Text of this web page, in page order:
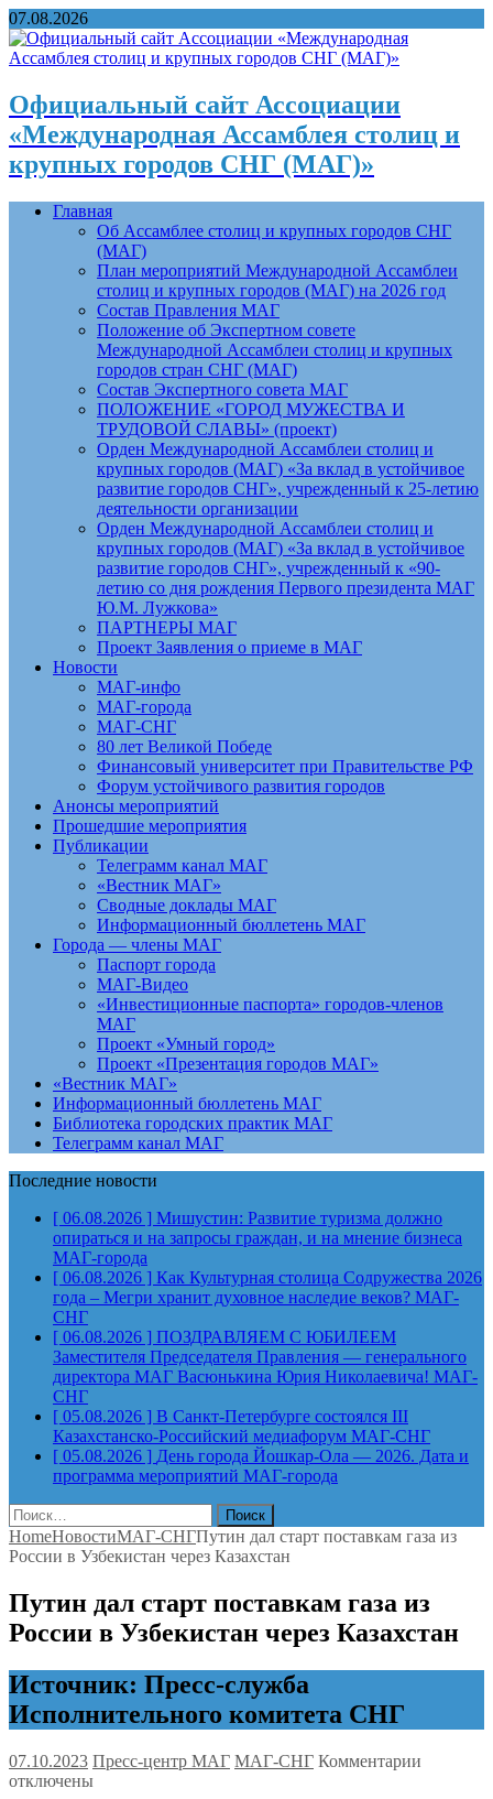
07.08.2026
Официальный сайт Ассоциации
«Международная Ассамблея столиц и
крупных городов СНГ (МАГ)»
Главная
Об Ассамблее столиц и крупных городов СНГ
(МАГ)
План мероприятий Международной Ассамблеи
столиц и крупных городов (МАГ) на 2026 год
Состав Правления МАГ
Положение об Экспертном совете
Международной Ассамблеи столиц и крупных
городов стран СНГ (МАГ)
Состав Экспертного совета МАГ
ПОЛОЖЕНИЕ «ГОРОД МУЖЕСТВА И
ТРУДОВОЙ СЛАВЫ» (проект)
Орден Международной Ассамблеи столиц и
крупных городов (МАГ) «За вклад в устойчивое
развитие городов СНГ», учрежденный к 25-летию
деятельности организации
Орден Международной Ассамблеи столиц и
крупных городов (МАГ) «За вклад в устойчивое
развитие городов СНГ», учрежденный к «90-
летию со дня рождения Первого президента МАГ
Ю.М. Лужкова»
ПАРТНЕРЫ МАГ
Проект Заявления о приеме в МАГ
Новости
МАГ-инфо
МАГ-города
МАГ-СНГ
80 лет Великой Победе
Финансовый университет при Правительстве РФ
Форум устойчивого развития городов
Анонсы мероприятий
Прошедшие мероприятия
Публикации
Телеграмм канал МАГ
«Вестник МАГ»
Сводные доклады МАГ
Информационный бюллетень МАГ
Города — члены МАГ
Паспорт города
МАГ-Видео
«Инвестиционные паспорта» городов-членов
МАГ
Проект «Умный город»
Проект «Презентация городов МАГ»
«Вестник МАГ»
Информационный бюллетень МАГ
Библиотека городских практик МАГ
Телеграмм канал МАГ
Последние новости
[ 06.08.2026 ] Мишустин: Развитие туризма должно
опираться и на запросы граждан, и на мнение бизнеса
МАГ-города
[ 06.08.2026 ] Как Культурная столица Содружества 2026
года – Мегри хранит духовное наследие веков? МАГ-
СНГ
[ 06.08.2026 ] ПОЗДРАВЛЯЕМ С ЮБИЛЕЕМ
Заместителя Председателя Правления — генерального
директора МАГ Васюнькина Юрия Николаевича! МАГ-
СНГ
[ 05.08.2026 ] В Санкт-Петербурге состоялся III
Казахстанско-Российский медиафорум МАГ-СНГ
[ 05.08.2026 ] День города Йошкар-Ола — 2026. Дата и
программа мероприятий МАГ-города
Найти:
HomeНовостиМАГ-СНГПутин дал старт поставкам газа из
России в Узбекистан через Казахстан
Путин дал старт поставкам газа из
России в Узбекистан через Казахстан
Источник: Пресс-служба
Исполнительного комитета СНГ
07.10.2023 Пресс-центр МАГ МАГ-СНГ Комментарии
отключены